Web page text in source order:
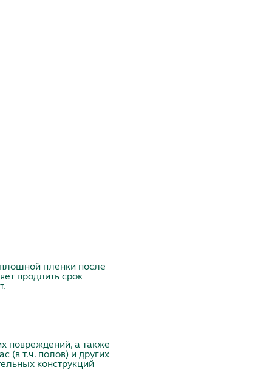
пленки после
продлить срок
повреждений, а также
(в т.ч. полов) и других
конструкций